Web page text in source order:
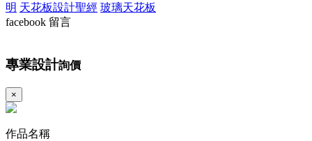
明 天花板設計聖經 玻璃天花板
facebook 留言
專業設計詢價
×
作品名稱